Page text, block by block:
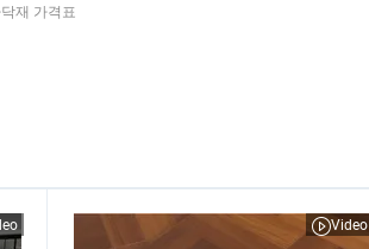
재 가격표
Video